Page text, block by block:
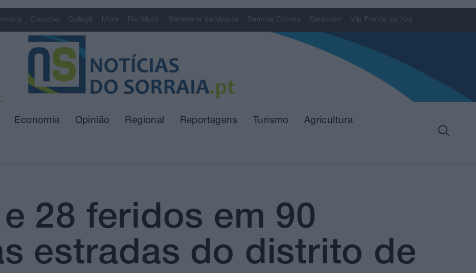
Coruche Golegã Mora Rio Maior Salvaterra de Magos Samora Correia Santarém Vila Franca de Xira
Economia Opinião Regional Reportagens Turismo Agricultura
28 feridos em 90
estradas do distrito de